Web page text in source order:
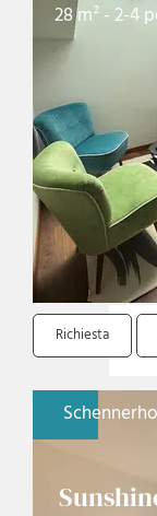
28 m² - 2-4
Richiesta